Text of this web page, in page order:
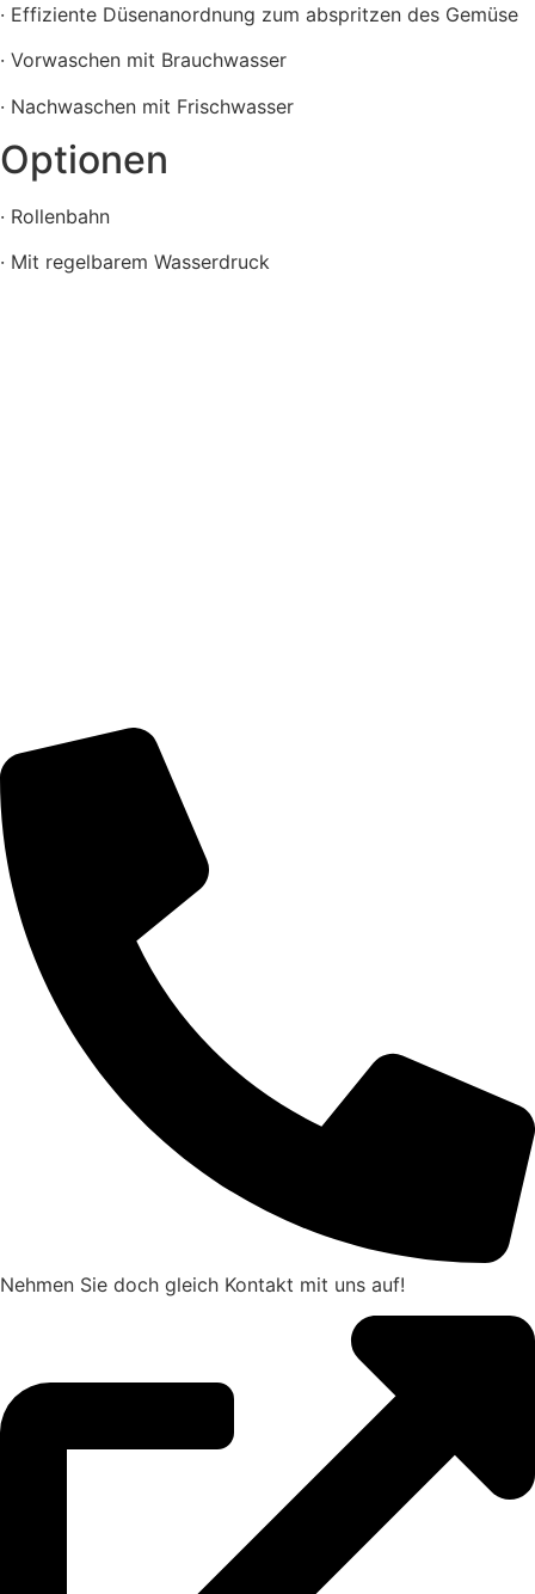
· Effiziente Düsenanordnung zum abspritzen des Gemüse
· Vorwaschen mit Brauchwasser
· Nachwaschen mit Frischwasser
Optionen
· Rollenbahn
· Mit regelbarem Wasserdruck
Nehmen Sie doch gleich Kontakt mit uns auf!